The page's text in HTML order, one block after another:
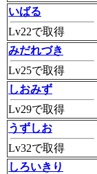
いばる
Lv22で取得
みだれづき
Lv25で取得
しおみず
Lv29で取得
うずしお
Lv32で取得
しろいきり